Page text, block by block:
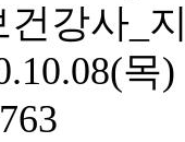
강사_
목)